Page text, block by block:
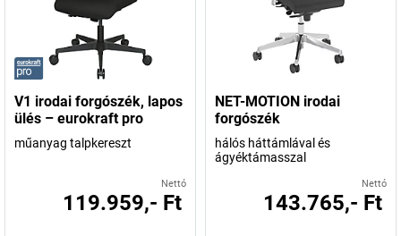
V1 irodai forgószék, lapos
ülés – eurokraft pro
műanyag talpkereszt
Nettó
119.959,- Ft
NET-MOTION irodai
forgószék
hálós háttámlával és
ágyéktámasszal
Nettó
143.765,- Ft